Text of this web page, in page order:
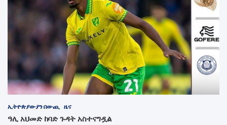
ኢትዮጵያውያን በውጪ ዜና
ዓሊ አህመድ ከባድ ጉዳት አስተናግዷል